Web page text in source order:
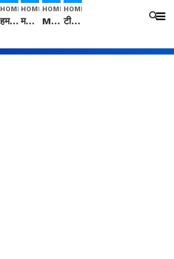
HOME
हम सनातनी..." सांसद kangana Ranaut से क्या बोली लड़की? Viral Jantar-Mantar | CJP protest
HOME
मनीषा हत्याकांड: हत्या, आत्महत्या या कोई बड़ा राज? | Full Story | Josh Haryana
HOME
Mangalsutra: हिंदू धर्म में शादी के बाद मंगलसूत्र क्यों पहनती है महिलाएं, किसने शुरु की ये परंपरा
HOME
टीम बीकेई ने एग्रीकल्चर ग्रेड की यूरिया खाद गट्टों में बदलकर टेक्निकल ग्रेड में बेचने वालों पर करवाई कार्रवाई: लखविंदर सिंह औलख